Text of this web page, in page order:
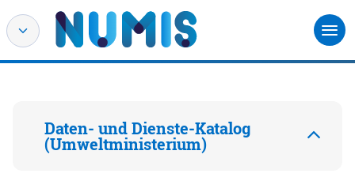
Daten- und Dienste-Katalog
(Umweltministerium)